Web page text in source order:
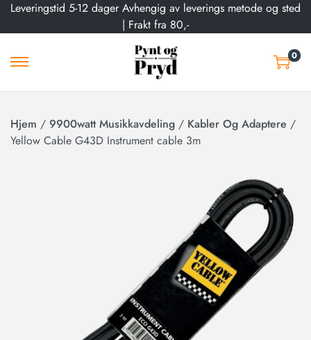
Leveringstid 5-12 dager Avhengig av leverings metode og sted
| Frakt fra 80,-
0
Hjem / 9900watt Musikkavdeling / Kabler Og Adaptere /
Yellow Cable G43D Instrument cable 3m